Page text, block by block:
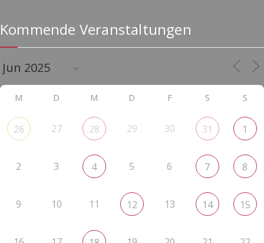
Kommende Veranstaltungen
M D M D F S S
26 27 28 29 30 31 1
2 3 4 5 6 7 8
9 10 11 12 13 14 15